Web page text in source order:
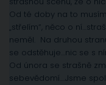
Od té doby na to
„střelím“, něco o
neměl. Na druhou
se odstěhuje…nic se s
Od února se strašně
sebevědomí….Jsme